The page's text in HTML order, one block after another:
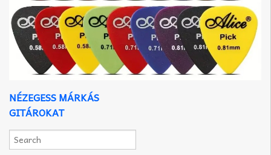
NÉZEGESS MÁRKÁS
GITÁROKAT